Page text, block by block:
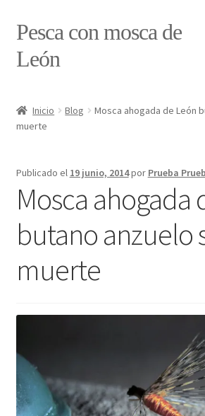
Ir
a
Ir
al
contenido
Pesca con mosca de
León
#7897 (sin título)
Estado de tramos de pesca
Formulario de contacto
Mi cuenta
Realizar pedido
Regístrate al canal de noticias
Resultados en pesca con mosca de
Inicio Blog
Mosca ahogada de León
muerte
Publicado el 19 junio, 2014por Prueba
Mosca ahogada
butano anzuelo
muerte